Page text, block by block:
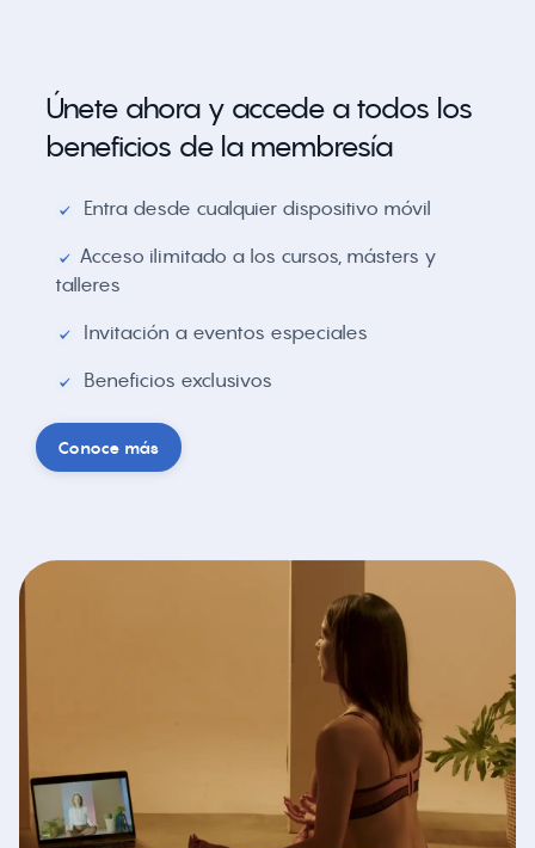
Únete ahora y accede a todos los
beneficios de la membresía
Entra desde cualquier dispositivo móvil
Acceso ilimitado a los cursos, másters y
talleres
Invitación a eventos especiales
Beneficios exclusivos
Conoce más